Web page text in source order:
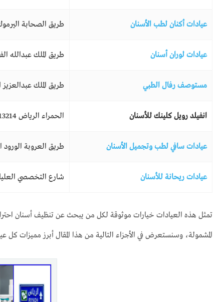
عيادات أكنان لطب الأسنان طريق الصحابة اليرموك
عيادات لوران أسنان طريق الملك عبدالله
مستوصف رفال الطبي طريق الملك عبدالعزيز
انفيلد رويل كلينك للأسنان الحمراء الرياض 13214
عيادات سافي لطب وتجميل الأسنان طريق العروبة الورود
عيادات ريحانة للأسنان شارع التخصصي العليا
تمثل هذه العيادات خيارات موثوقة لكل من يبحث عن تنظيف أسنان
المشمولة، وسنستعرض في الأجزاء التالية من هذا المقال أبرز مميزات كل